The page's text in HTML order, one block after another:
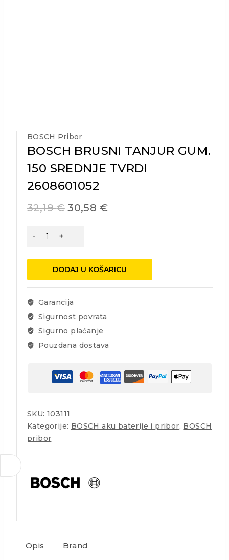
BOSCH Pribor
BOSCH BRUSNI TANJUR GUM.
150 SREDNJE TVRDI
2608601052
32,19€ 30,58 €
BOSCH
GUM.
SREDNJE
TVRDI
količina
DODAJ U KOŠARICU
Garancija
Sigurnost povrata
Sigurno plaćanje
Pouzdana dostava
SKU: 103111
Kategorije: BOSCH aku baterije i pribor, BOSCH
pribor
Opis Brand